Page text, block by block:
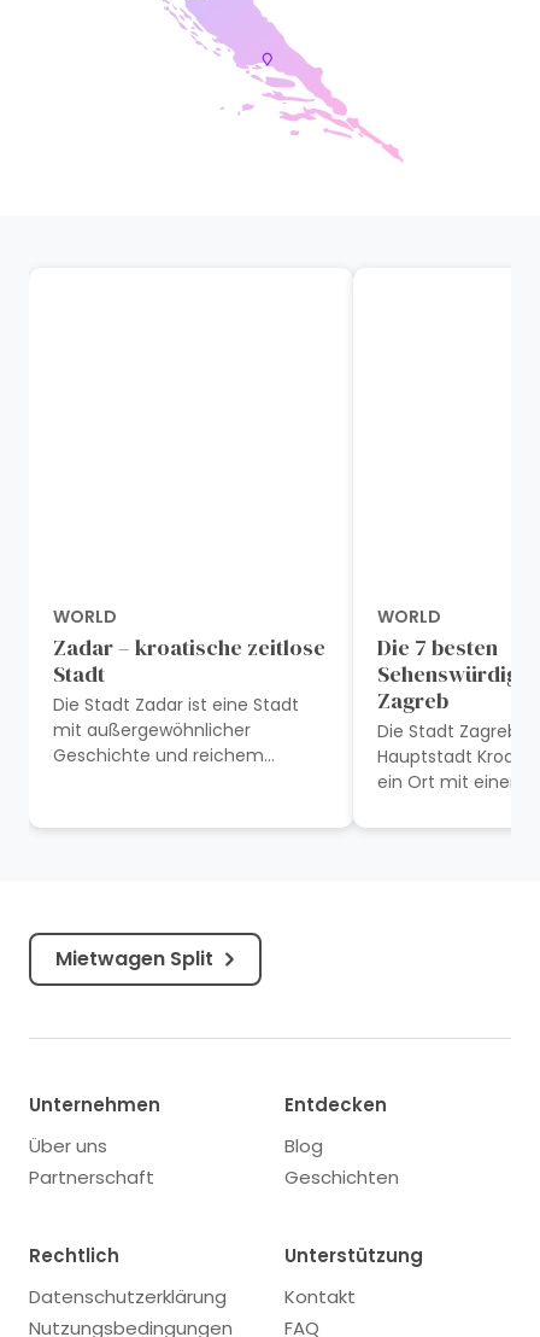
WORLD
Zadar – kroatische zeitlose
Stadt
Die Stadt Zadar ist eine Stadt
mit außergewöhnlicher
Geschichte und reichem
römischen Ruinen,...
WORLD
Die 7 besten
Zagreb
Die Stadt Zagreb
Hauptstadt
ein Ort mit einer
an Kultur,
Mietwagen Split
Unternehmen
Über uns
Partnerschaft
Entdecken
Blog
Geschichten
Rechtlich
Datenschutzerklärung
Nutzungsbedingungen
Unterstützung
Kontakt
FAQ